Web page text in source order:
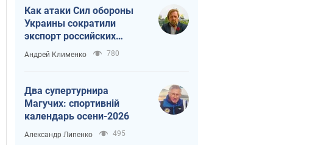
Как атаки Сил обороны
Украины сократили
экспорт российских
нефтепродуктов
Андрей Клименко 780
Два супертурнира
Магучих: спортивній
календарь осени-2026
Александр Липенко 495